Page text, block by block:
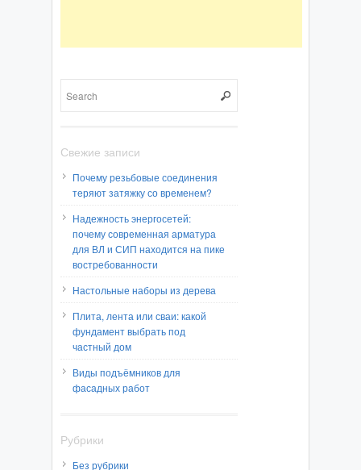
Свежие записи
Почему резьбовые соединения
теряют затяжку со временем?
Надежность энергосетей:
почему современная арматура
для ВЛ и СИП находится на пике
востребованности
Настольные наборы из дерева
Плита, лента или сваи: какой
фундамент выбрать под
частный дом
Виды подъёмников для
фасадных работ
Рубрики
Без рубрики